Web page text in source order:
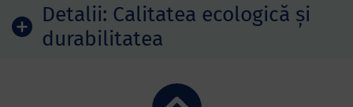
Detalii: Calitatea ecologică și
durabilitatea